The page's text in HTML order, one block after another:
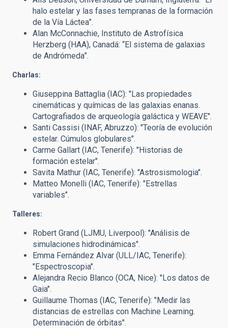
halo estelar y las fases tempranas de la formación
de la Vía Láctea”.
Alan McConnachie, Instituto de Astrofísica
Herzberg (HAA), Canadá: “El sistema de galaxias
de Andrómeda”.
Charlas:
Giuseppina Battaglia (IAC): "Las propiedades
cinemáticas y químicas de las galaxias enanas.
Cartografiados de arqueología galáctica y WEAVE".
Santi Cassisi (INAF, Abruzzo): "Teoría de evolución
estelar. Cúmulos globulares".
Carme Gallart (IAC, Tenerife): "Historias de
formación estelar".
Savita Mathur (IAC, Tenerife): "Astrosismologia".
Matteo Monelli (IAC, Tenerife): "Estrellas
variables".
Talleres:
Robert Grand (LJMU, Liverpool): "Análisis de
simulaciones hidrodinámicas".
Emma Fernández Alvar (ULL/IAC, Tenerife):
"Espectroscopia".
Alejandra Recio Blanco (OCA, Nice): "Los datos de
Gaia".
Guillaume Thomas (IAC, Tenerife): "Medir las
distancias de estrellas con Machine Learning.
Determinación de órbitas".